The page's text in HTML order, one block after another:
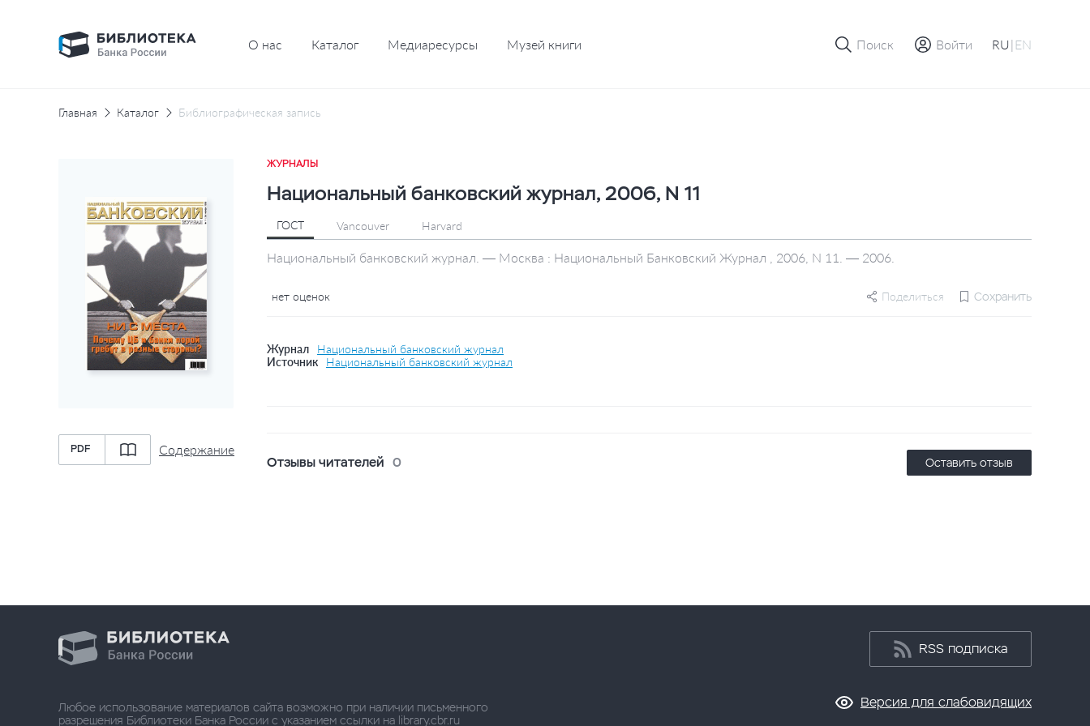
О нас Каталог Медиаресурсы Музей книги Поиск Войти RU| EN
Главная Каталог Библиографическая запись
PDF Содержание
ЖУРНАЛЫ
Национальный банковский журнал, 2006, N 11
ГОСТ Vancouver Harvard
Национальный банковский журнал. — Москва : Национальный Банковский Журнал , 2006, N 11. — 2006.
нет оценок Поделиться Сохранить
Журнал
Национальный банковский журнал
Источник
Национальный банковский журнал
Отзывы читателей 0 Оставить отзыв
Любое использование материалов сайта возможно при наличии письменного
разрешения Библиотеки Банка России с указанием ссылки на library.cbr.ru
RSS подписка
Версия для слабовидящих